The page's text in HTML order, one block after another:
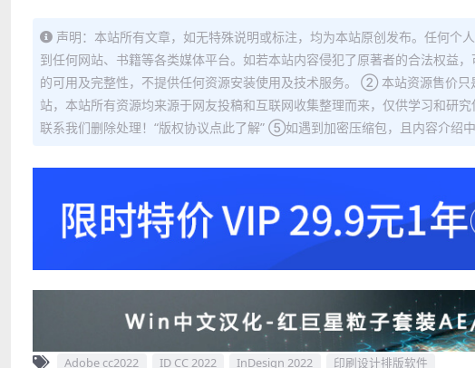
声明：本站所有文章，如无特殊说明或标注，均为本站原创发布。任何个
到任何网站、书籍等各类媒体平台。如若本站内容侵犯了原著者的合法权
的可用及完整性，不提供任何资源安装使用及技术服务。 ② 本站资源售价
站，本站所有资源均来源于网友投稿和互联网收集整理而来，仅供学习和
联系我们删除处理！“版权协议点此了解” ⑤如遇到加密压缩包，且内容介
Adobe cc2022 ID CC 2022 InDesign 2022 印刷设计排版软件